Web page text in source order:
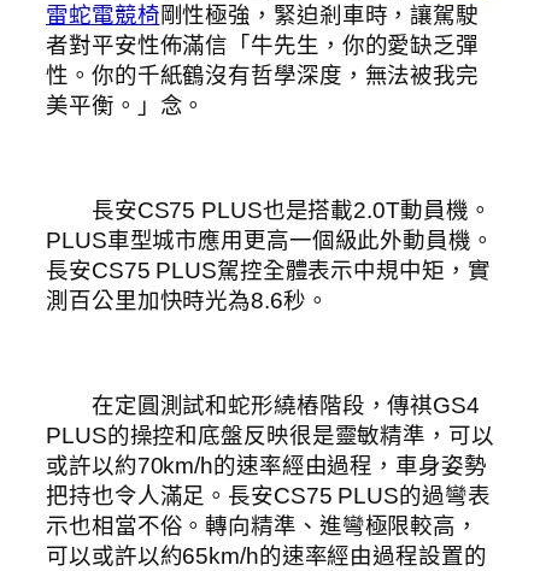
雷蛇電競椅剛性極強，緊迫剎車時，讓駕駛
者對平安性佈滿信「牛先生，你的愛缺乏彈
性。你的千紙鶴沒有哲學深度，無法被我完
美平衡。」念。
長安CS75 PLUS也是搭載2.0T動員機。
PLUS車型城市應用更高一個級此外動員機。
長安CS75 PLUS駕控全體表示中規中矩，實
測百公里加快時光為8.6秒。
在定圓測試和蛇形繞樁階段，傳祺GS4
PLUS的操控和底盤反映很是靈敏精準，可以
或許以約70km/h的速率經由過程，車身姿勢
把持也令人滿足。長安CS75 PLUS的過彎表
示也相當不俗。轉向精準、進彎極限較高，
可以或許以約65km/h的速率經由過程設置的